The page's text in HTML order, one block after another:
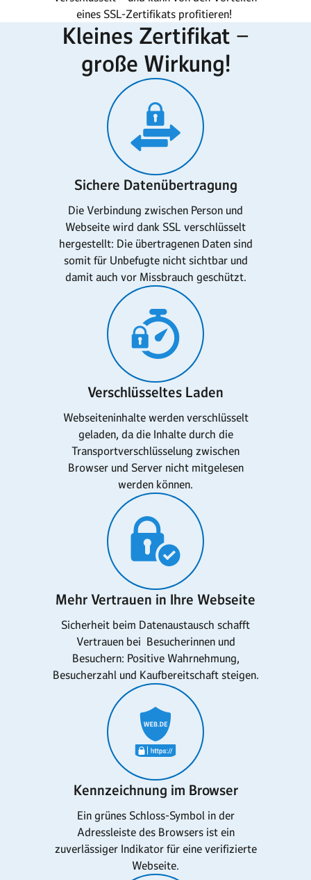
eines SSL-Zertifikats profitieren!
Kleines Zertifikat −
große Wirkung!
Sichere Datenübertragung
Die Verbindung zwischen Person und
Webseite wird dank SSL verschlüsselt
hergestellt: Die übertragenen Daten sind
somit für Unbefugte nicht sichtbar und
damit auch vor Missbrauch geschützt.
Verschlüsseltes Laden
Webseiteninhalte werden verschlüsselt
geladen, da die Inhalte durch die
Transportverschlüsselung zwischen
Browser und Server nicht mitgelesen
werden können.
Mehr Vertrauen in Ihre Webseite
Sicherheit beim Datenaustausch schafft
Vertrauen bei Besucherinnen und
Besuchern: Positive Wahrnehmung,
Besucherzahl und Kaufbereitschaft steigen.
Kennzeichnung im Browser
Ein grünes Schloss-Symbol in der
Adressleiste des Browsers ist ein
zuverlässiger Indikator für eine verifizierte
Webseite.